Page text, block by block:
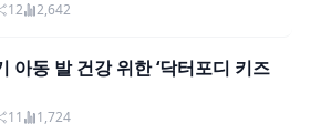
12 2,642
아동 발 건강 위한 ‘닥터포디 키즈
11 1,724